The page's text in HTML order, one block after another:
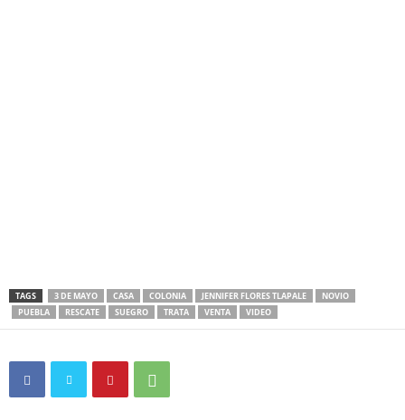
TAGS 3 DE MAYO CASA COLONIA JENNIFER FLORES TLAPALE
NOVIO
PUEBLA
RESCATE SUEGRO TRATA VENTA VIDEO